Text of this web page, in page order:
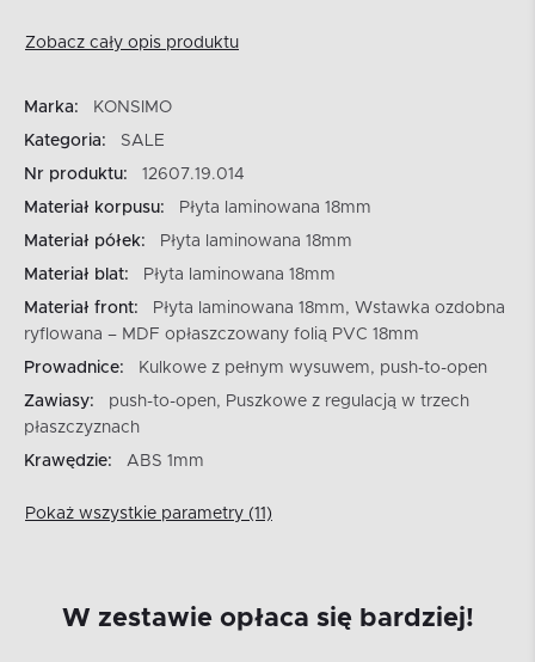
Zobacz cały opis produktu
Marka:
KONSIMO
Kategoria:
SALE
Nr produktu:
12607.19.014
Materiał korpusu:
Płyta laminowana 18mm
Materiał półek:
Płyta laminowana 18mm
Materiał blat:
Płyta laminowana 18mm
Materiał front:
Płyta laminowana 18mm, Wstawka ozdobna
ryflowana – MDF opłaszczowany folią PVC 18mm
Prowadnice:
Kulkowe z pełnym wysuwem, push-to-open
Zawiasy:
push-to-open, Puszkowe z regulacją w trzech
płaszczyznach
Krawędzie:
ABS 1mm
Pokaż wszystkie parametry (11)
W zestawie opłaca się bardziej!